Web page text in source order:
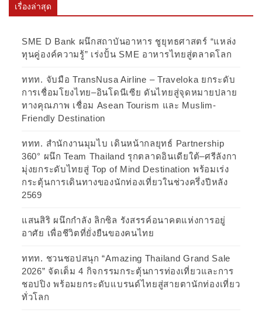
เรื่องล่าสุด
SME D Bank ผนึกสถาบันอาหาร ชูยุทธศาสตร์ “แหล่ง
ทุนคู่องค์ความรู้” เร่งปั้น SME อาหารไทยสู่ตลาดโลก
ททท. จับมือ TransNusa Airline – Traveloka ยกระดับ
การเชื่อมโยงไทย–อินโดนีเซีย ดันไทยสู่จุดหมายปลาย
ทางคุณภาพ เชื่อม Asean Tourism และ Muslim-
Friendly Destination
ททท. สำนักงานมุมไบ เดินหน้ากลยุทธ์ Partnership
360° ผนึก Team Thailand รุกตลาดอินเดียใต้–ศรีลังกา
มุ่งยกระดับไทยสู่ Top of Mind Destination พร้อมเร่ง
กระตุ้นการเดินทางของนักท่องเที่ยวในช่วงครึ่งปีหลัง
2569
แสนสิริ ผนึกกำลัง ลิกซิล รังสรรค์อนาคตแห่งการอยู่
อาศัย เพื่อชีวิตที่ยั่งยืนของคนไทย
ททท. ชวนชอปสนุก “Amazing Thailand Grand Sale
2026” จัดเต็ม 4 กิจกรรมกระตุ้นการท่องเที่ยวและการ
ชอปปิง พร้อมยกระดับแบรนด์ไทยสู่สายตานักท่องเที่ยว
ทั่วโลก